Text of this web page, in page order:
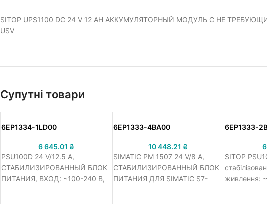
SITOP UPS1100 DC 24 V 12 AH АККУМУЛЯТОРНЫЙ МОДУЛЬ С НЕ
USV
Супутні товари
6EP1334-1LD00
6 645.01 ₴
PSU100D 24 V/12.5 A,
СТАБИЛИЗИРОВАННЫЙ БЛОК
ПИТАНИЯ, ВХОД: ~100-240 В,
6EP1333-4BA00
10 448.21 ₴
SIMATIC PM 1507 24 V/8 A,
СТАБИЛИЗИРОВАННЫЙ БЛОК
ПИТАНИЯ ДЛЯ SIMATIC S7-
6EP1333-
SITOP
живлення: